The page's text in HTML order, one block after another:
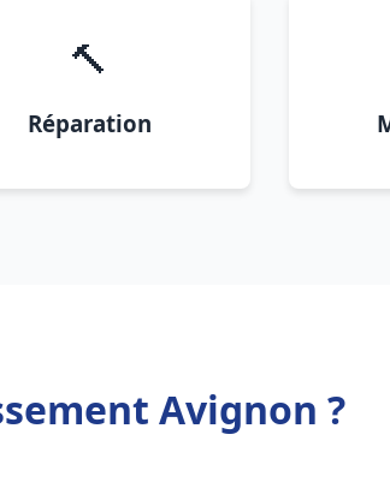
🔨
Réparation
Avignon ?